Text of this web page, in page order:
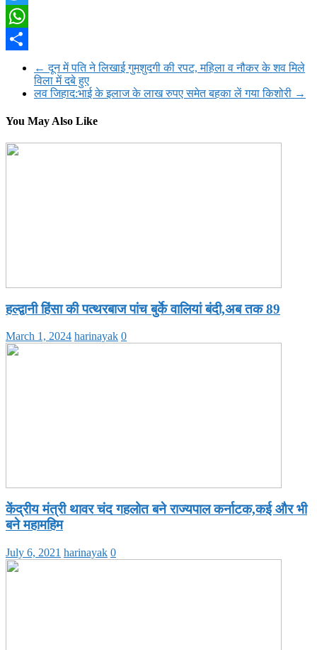
Twitter
WhatsApp
← दून में पति ने लिखाई गुमशुदगी की रपट, महिला व नौकर के शव मिले
विला में दबे हुए
लव जिहाद:भाई के इलाज के लाख रुपए समेत बहका लें गया किशोरी →
You May Also Like
हल्द्वानी हिंसा की पत्थरबाज पांच बुर्के वालियां बंदी,अब तक 89
March 1, 2024 harinayak 0
केंद्रीय मंत्री थावर चंद गहलोत बने राज्यपाल कर्नाटक,कई और भी
बने महामहिम
July 6, 2021 harinayak 0